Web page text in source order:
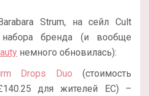
Strum, на сейл Cult
бренда (и вообще
немного обновилась):
Drops Duo (стоимость
140.25 для жителей ЕС) –